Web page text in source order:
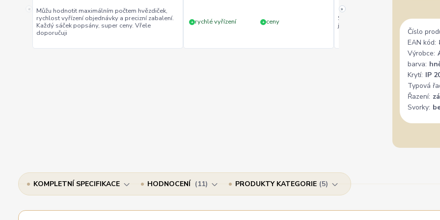
«
Můžu hodnotit maximálním počtem hvězdiček,
rychlost vyřízení objednávky a precizní zabalení.
Každý sáček popsány, super ceny. Vřele
doporučuji
+ rychlé vyřízení + ceny
Široký výběr, milý a vstřícný
jedině doporučit.
»
Číslo
EAN kód:
Výrobce:
barva:
Krytí: IP
Typová
Řazení:
Svorky:
KOMPLETNÍ SPECIFIKACE HODNOCENÍ 11 PRODUKTY KATEGORIE 5